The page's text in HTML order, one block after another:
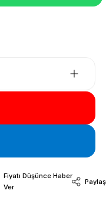
Fiyatı Düşünce Haber
Ver
Paylaş